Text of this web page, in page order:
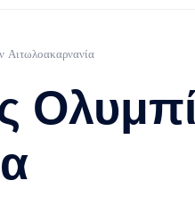
Αιτωλοακαρνανία